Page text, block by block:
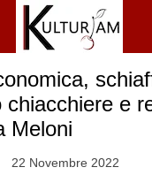
chiacchiere e
Meloni
22 Novembre 2022